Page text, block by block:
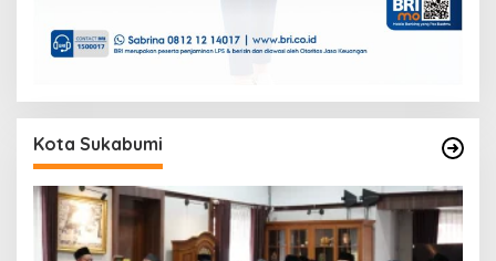
Kota Sukabumi